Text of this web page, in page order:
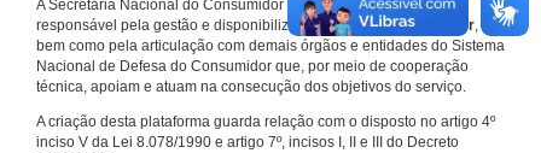
A Secretaria Nacional do Consumidor do Ministério da Justiça é a
responsável pela gestão e disponibilização doConsumidor.gov.br,
bem como pela articulação com demais órgãos e entidades do Sistema
Nacional de Defesa do Consumidor que, por meio de cooperação
técnica, apoiam e atuam na consecução dos objetivos do serviço.
A criação desta plataforma guarda relação com o disposto no artigo 4º
inciso V da Lei 8.078/1990 e artigo 7º, incisos I, II e III do Decreto